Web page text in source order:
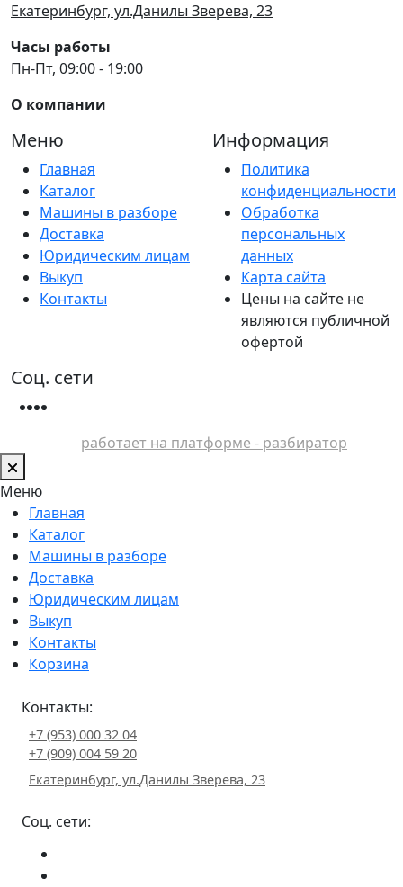
Екатеринбург, ул.Данилы Зверева, 23
Часы работы
Пн-Пт, 09:00 - 19:00
О компании
Меню
Главная
Каталог
Машины в разборе
Доставка
Юридическим лицам
Выкуп
Контакты
Информация
Политика
конфиденциальности
Обработка
персональных
данных
Карта сайта
Цены на сайте не
являются публичной
офертой
Соц. сети
работает на платформе - разбиратор
Меню
Главная
Каталог
Машины в разборе
Доставка
Юридическим лицам
Выкуп
Контакты
Корзина
Контакты:
+7 (953) 000 32 04
+7 (909) 004 59 20
Екатеринбург, ул.Данилы Зверева, 23
Соц. сети: